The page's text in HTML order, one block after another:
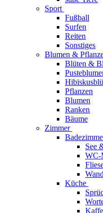
Sport
Fußball
Surfen
Reiten
Sonstiges
Blumen &
Blüten &
Pflanzen
Blumen
Ranken
Bäume
Zimmer
See
WC-
Küche